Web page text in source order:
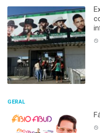
GERAL